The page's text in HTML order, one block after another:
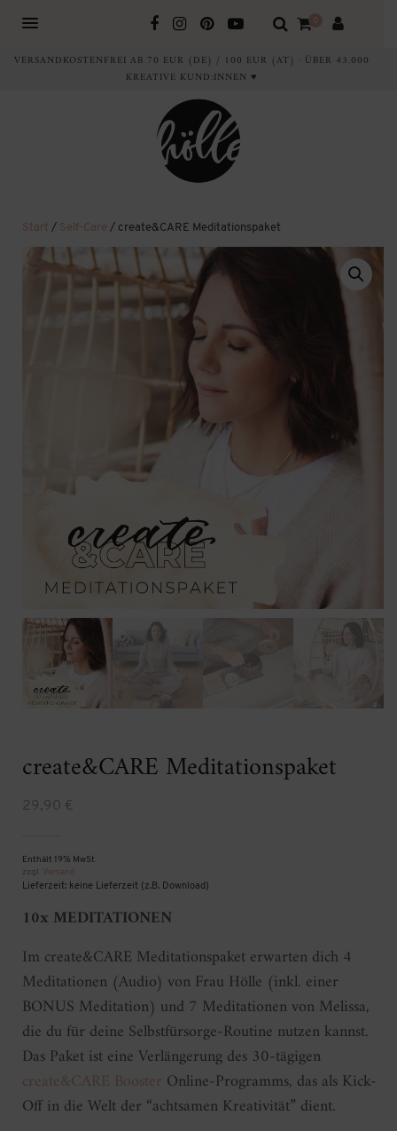
0
VERSANDKOSTENFREI AB 70 EUR (DE) / 100 EUR (AT) · ÜBER 43.000
KREATIVE KUND:INNEN ♥
Start / Self-Care / create&CARE Meditationspaket
create&CARE Meditationspaket
29,90 €
Enthält 19% MwSt.
zzgl. Versand
Lieferzeit: keine Lieferzeit (z.B. Download)
10x MEDITATIONEN
Im create&CARE Meditationspaket erwarten dich 4
Meditationen (Audio) von Frau Hölle (inkl. einer
BONUS Meditation) und 7 Meditationen von Melissa,
die du für deine Selbstfürsorge-Routine nutzen kannst.
Das Paket ist eine Verlängerung des 30-tägigen
create&CARE Booster Online-Programms, das als Kick-
Off in die Welt der “achtsamen Kreativität” dient.